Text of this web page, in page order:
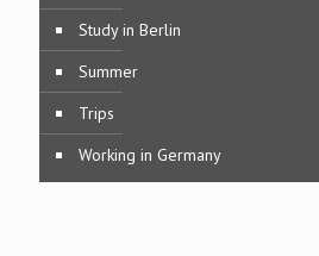
Study in Berlin
Summer
Trips
Working in Germany